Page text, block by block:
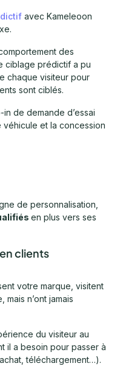
avec Kameleoon
des
ciblage prédictif a pu
chaque visiteur pour
sont ciblés.
de demande d’essai
et la concession
de personnalisation,
en plus vers ses
clients
votre marque, visitent
n’ont jamais
du visiteur au
il a besoin pour passer à
téléchargement…).